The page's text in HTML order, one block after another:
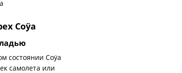
Coÿa
состоянии Coÿa
самолета или